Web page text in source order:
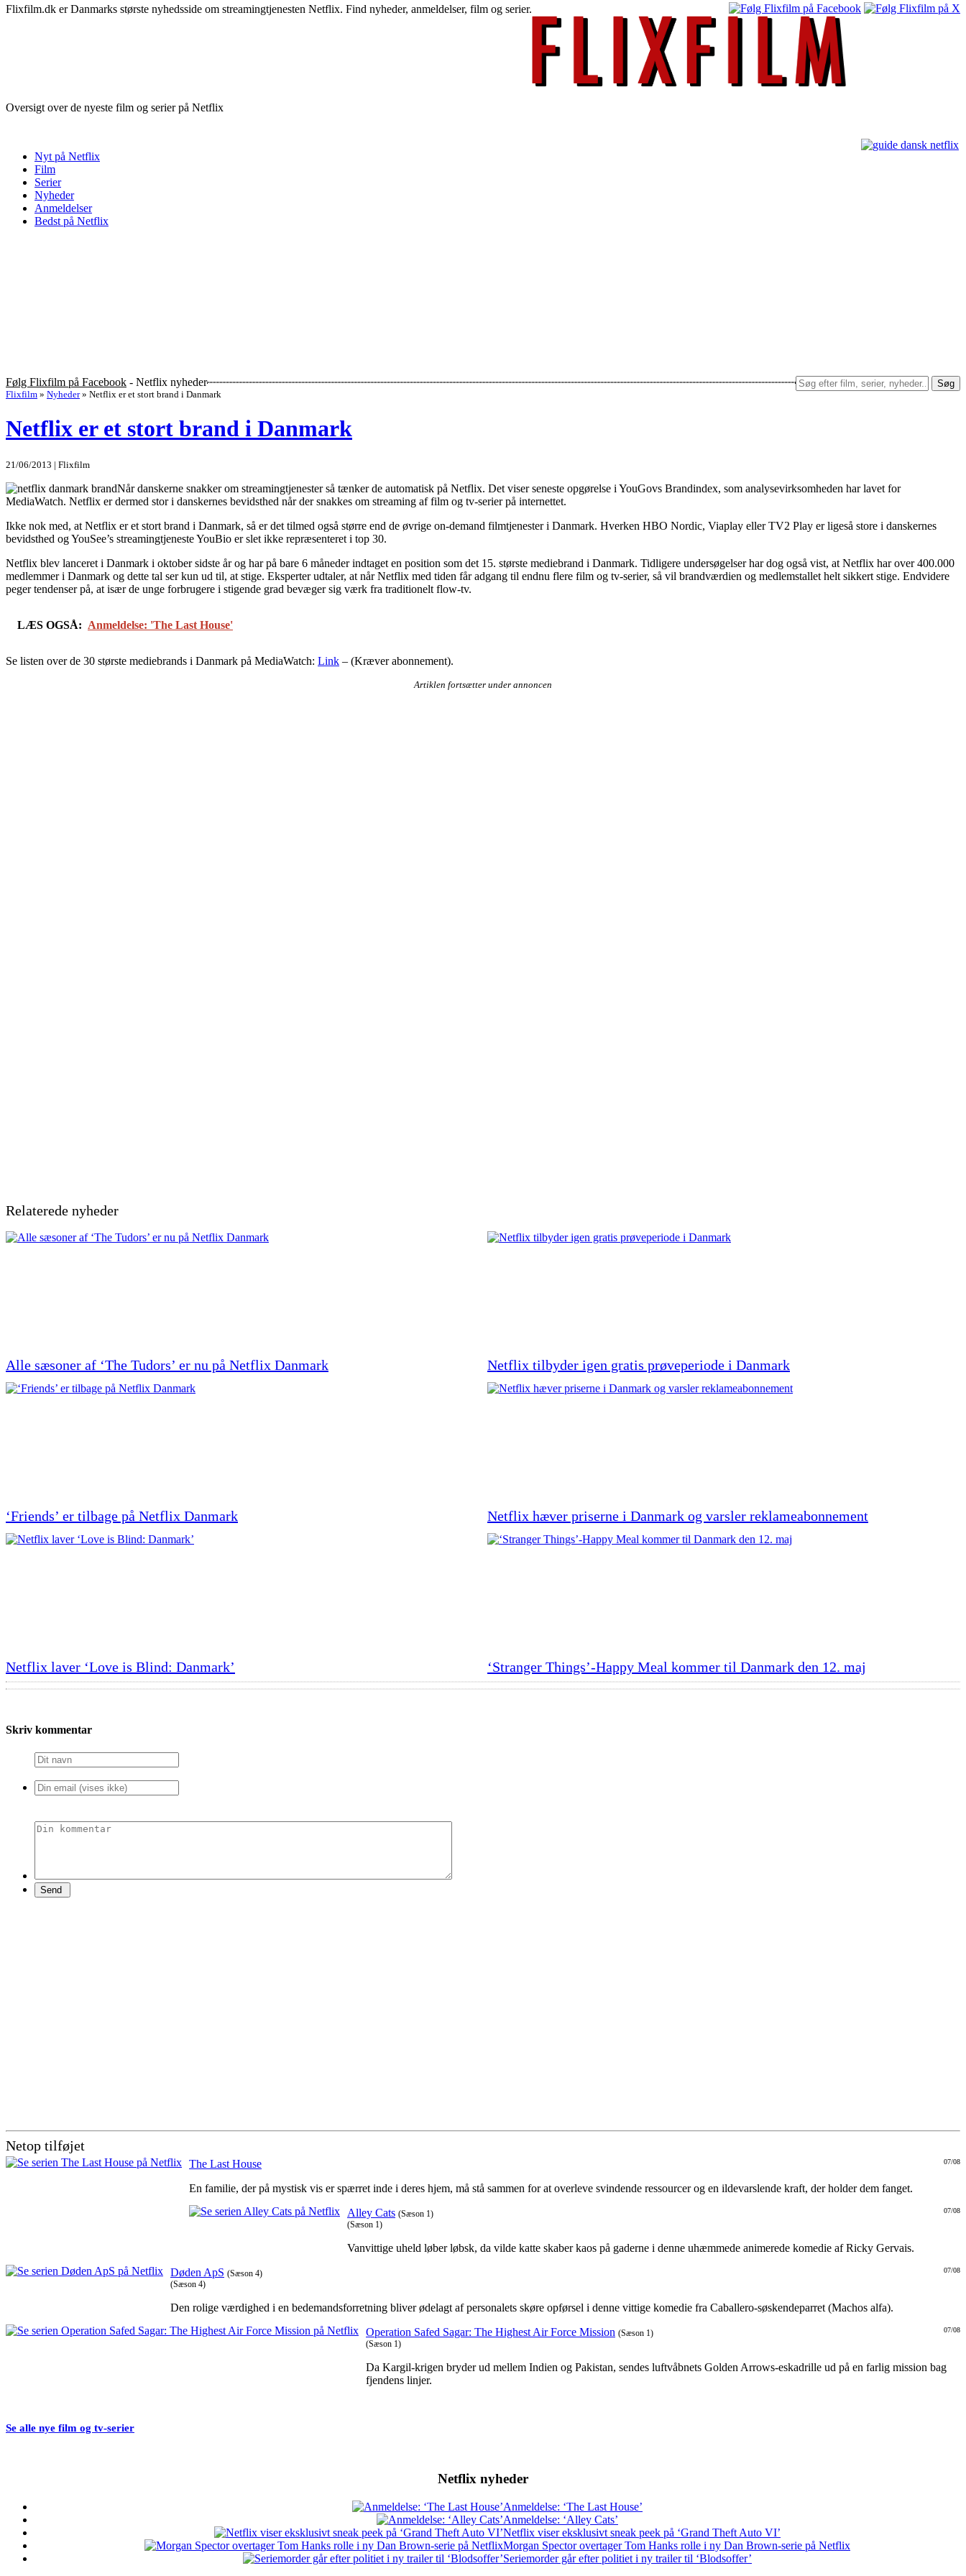
Flixfilm.dk er Danmarks største nyhedsside om streamingtjenesten Netflix. Find nyheder, anmeldelser, film og serier.
Oversigt over de nyeste film og serier på Netflix
Nyt på Netflix
Film
Serier
Nyheder
Anmeldelser
Bedst på Netflix
Følg Flixfilm på Facebook - Netflix nyheder
Søg
Flixfilm » Nyheder » Netflix er et stort brand i Danmark
Netflix er et stort brand i Danmark
21/06/2013 | Flixfilm
Når danskerne snakker om streamingtjenester så tænker de automatisk på Netflix. Det viser seneste opgørelse i YouGovs Brandindex, som analysevirksomheden har lavet for
MediaWatch. Netflix er dermed stor i danskernes bevidsthed når der snakkes om streaming af film og tv-serier på internettet.
Ikke nok med, at Netflix er et stort brand i Danmark, så er det tilmed også større end de øvrige on-demand filmtjenester i Danmark. Hverken HBO Nordic, Viaplay eller TV2 Play er ligeså store i danskernes
bevidsthed og YouSee’s streamingtjeneste YouBio er slet ikke repræsenteret i top 30.
Netflix blev lanceret i Danmark i oktober sidste år og har på bare 6 måneder indtaget en position som det 15. største mediebrand i Danmark. Tidligere undersøgelser har dog også vist, at Netflix har over 400.000
medlemmer i Danmark og dette tal ser kun ud til, at stige. Eksperter udtaler, at når Netflix med tiden får adgang til endnu flere film og tv-serier, så vil brandværdien og medlemstallet helt sikkert stige. Endvidere
peger tendenser på, at især de unge forbrugere i stigende grad bevæger sig værk fra traditionelt flow-tv.
LÆS OGSÅ: Anmeldelse: 'The Last House'
Se listen over de 30 største mediebrands i Danmark på MediaWatch: Link – (Kræver abonnement).
Artiklen fortsætter under annoncen
Relaterede nyheder
Alle sæsoner af ‘The Tudors’ er nu på Netflix Danmark Netflix tilbyder igen gratis prøveperiode i Danmark
‘Friends’ er tilbage på Netflix Danmark Netflix hæver priserne i Danmark og varsler reklameabonnement
Netflix laver ‘Love is Blind: Danmark’ ‘Stranger Things’-Happy Meal kommer til Danmark den 12. maj
Skriv kommentar
Netop tilføjet
07/08
The Last House
En familie, der på mystisk vis er spærret inde i deres hjem, må stå sammen for at overleve svindende ressourcer og en ildevarslende kraft, der holder dem fanget.
07/08
Alley Cats (Sæson 1)
(Sæson 1)
Vanvittige uheld løber løbsk, da vilde katte skaber kaos på gaderne i denne uhæmmede animerede komedie af Ricky Gervais.
07/08
Døden ApS (Sæson 4)
(Sæson 4)
Den rolige værdighed i en bedemandsforretning bliver ødelagt af personalets skøre opførsel i denne vittige komedie fra Caballero-søskendeparret (Machos alfa).
07/08
Operation Safed Sagar: The Highest Air Force Mission (Sæson 1)
(Sæson 1)
Da Kargil-krigen bryder ud mellem Indien og Pakistan, sendes luftvåbnets Golden Arrows-eskadrille ud på en farlig mission bag
fjendens linjer.
Se alle nye film og tv-serier
Netflix nyheder
Anmeldelse: ‘The Last House’
Anmeldelse: ‘Alley Cats’
Netflix viser eksklusivt sneak peek på ‘Grand Theft Auto VI’
Morgan Spector overtager Tom Hanks rolle i ny Dan Brown-serie på Netflix
Seriemorder går efter politiet i ny trailer til ‘Blodsoffer’